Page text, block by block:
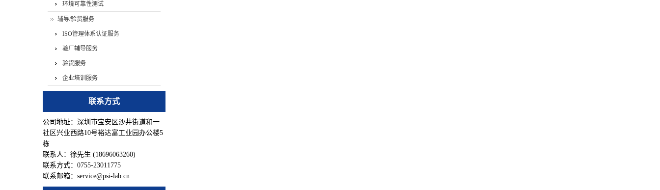
环境可靠性测试
辅导/验货服务
ISO管理体系认证服务
验厂辅导服务
验货服务
企业培训服务
联系方式
公司地址：深圳市宝安区沙井街道和一
社区兴业西路10号裕达富工业园办公楼5
栋
联系人：徐先生 (18696063260)
联系方式：0755-23011775
联系邮箱：service@psi-lab.cn